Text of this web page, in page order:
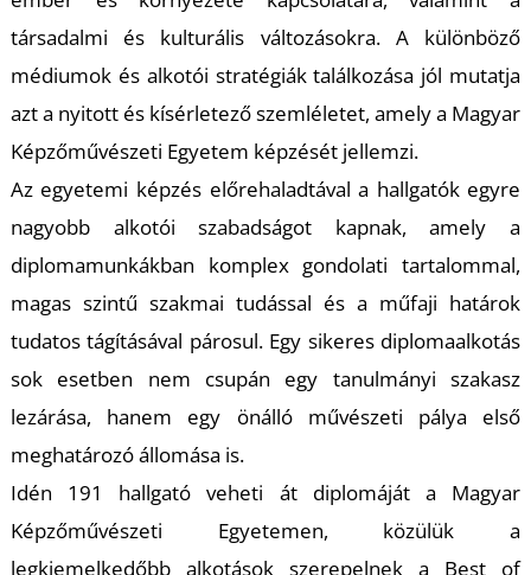
társadalmi és kulturális változásokra. A különböző
médiumok és alkotói stratégiák találkozása jól mutatja
azt a nyitott és kísérletező szemléletet, amely a Magyar
Képzőművészeti Egyetem képzését jellemzi.
Az egyetemi képzés előrehaladtával a hallgatók egyre
nagyobb alkotói szabadságot kapnak, amely a
diplomamunkákban komplex gondolati tartalommal,
magas szintű szakmai tudással és a műfaji határok
tudatos tágításával párosul. Egy sikeres diplomaalkotás
sok esetben nem csupán egy tanulmányi szakasz
lezárása, hanem egy önálló művészeti pálya első
meghatározó állomása is.
Idén 191 hallgató veheti át diplomáját a Magyar
Képzőművészeti Egyetemen, közülük a
legkiemelkedőbb alkotások szerepelnek a Best of